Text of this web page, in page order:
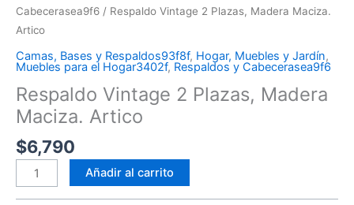
Cabecerasea9f6 / Respaldo Vintage 2 Plazas, Madera Maciza.
Artico
Camas, Bases y Respaldos93f8f, Hogar, Muebles y Jardín,
Muebles para el Hogar3402f, Respaldos y Cabecerasea9f6
Respaldo Vintage 2 Plazas, Madera
Maciza. Artico
$6,790
Añadir al carrito